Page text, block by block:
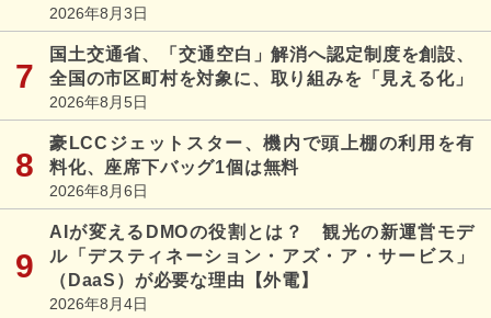
2026年8月3日
国土交通省、「交通空白」解消へ認定制度を創設、
全国の市区町村を対象に、取り組みを「見える化」
2026年8月5日
豪LCCジェットスター、機内で頭上棚の利用を有
料化、座席下バッグ1個は無料
2026年8月6日
AIが変えるDMOの役割とは？ 観光の新運営モデ
ル「デスティネーション・アズ・ア・サービス」
（DaaS）が必要な理由【外電】
2026年8月4日